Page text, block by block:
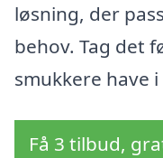
løsning, der
behov. Tag det
smukkere have i
Få 3 tilbud,